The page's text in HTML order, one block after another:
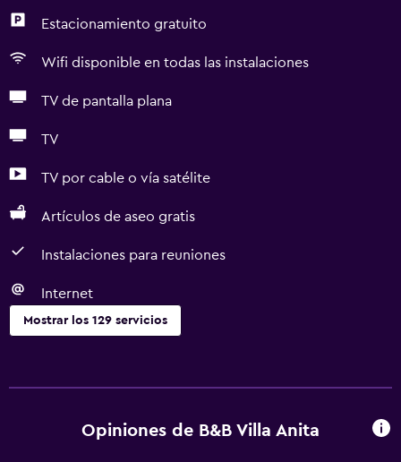
Estacionamiento gratuito
Wifi disponible en todas las instalaciones
TV de pantalla plana
TV
TV por cable o vía satélite
Artículos de aseo gratis
Instalaciones para reuniones
Internet
Mostrar los 129 servicios
Wifi disponible en todas las instalaciones
Opiniones de B&B Villa Anita